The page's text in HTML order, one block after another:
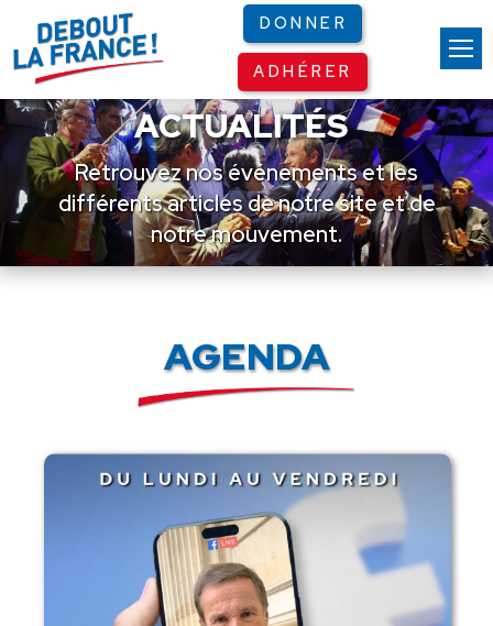
DONNER
ADHÉRER
ACTUALITÉS
Retrouvez nos événements et les
différents articles de notre site et de
notre mouvement.
AGENDA
Panneau de gestion des cookies